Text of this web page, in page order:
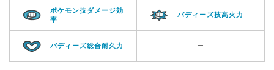
ポケモン技ダメージ効
率
バディーズ技高火力
バディーズ総合耐久力 ー